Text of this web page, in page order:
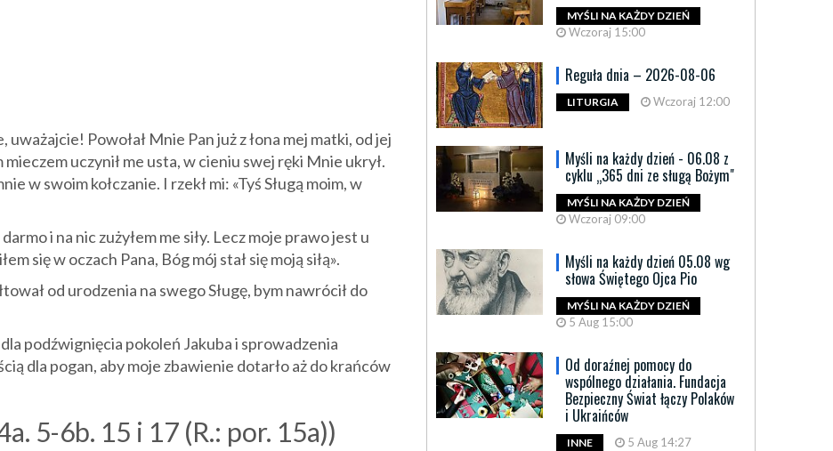
Powołał Mnie Pan już z łona mej matki, od jej
uczynił me usta, w cieniu swej ręki Mnie ukrył.
w swoim kołczanie. I rzekł mi: «Tyś Sługą moim, w
i na nic zużyłem me siły. Lecz moje prawo jest u
się w oczach Pana, Bóg mój stał się moją siłą».
od urodzenia na swego Sługę, bym nawrócił do
dla podźwignięcia pokoleń Jakuba i sprowadzenia
dla pogan, aby moje zbawienie dotarło aż do krańców
5-6b. 15 i 17 (R.: por. 15a))
MYŚLI NA KAŻDY DZIEŃ
Wczoraj 15:00
Reguła dnia – 2026-08-06
LITURGIA Wczoraj 12:00
Myśli na każdy dzień - 06.08 z
cyklu „365 dni ze sługą Bożym"
MYŚLI NA KAŻDY DZIEŃ
Wczoraj 09:00
Myśli na każdy dzień 05.08 wg
słowa Świętego Ojca Pio
MYŚLI NA KAŻDY DZIEŃ
5 Aug 15:00
Od doraźnej pomocy do
wspólnego działania. Fundacja
Bezpieczny Świat łączy Polaków
i Ukraińców
INNE 5 Aug 14:27